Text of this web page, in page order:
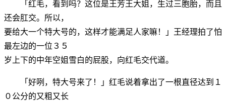
「红毛，看到吗？这位是王芳王大姐，生过三胞胎，而且
还会肛交。所以，
要给大一个特大号的，这样才能满足人家嘛！」王经理拍了怕
最左边的一位３５
岁上下的中年空姐雪白的屁股，向红毛交代道。
「好咧，特大号来了！」红毛说着拿出了一根直径达到１
０公分的又粗又长